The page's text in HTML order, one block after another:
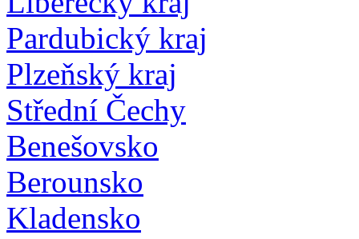
Pardubický kraj
Plzeňský kraj
Střední Čechy
Benešovsko
Berounsko
Kladensko